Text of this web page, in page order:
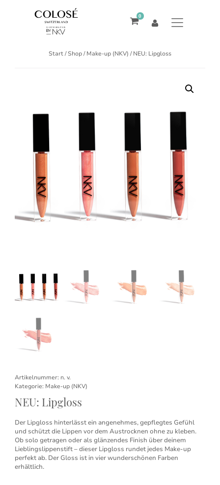
0
Start/Shop/Make-up (NKV) / NEU: Lipgloss
Artikelnummer: n. v.
Kategorie: Make-up (NKV)
NEU: Lipgloss
Der Lipgloss hinterlässt ein angenehmes, gepflegtes Gefühl
und schützt die Lippen vor dem Austrocknen ohne zu kleben.
Ob solo getragen oder als glänzendes Finish über deinem
Lieblingslippenstift – dieser Lipgloss rundet jedes Make-up
perfekt ab. Der Gloss ist in vier wunderschönen Farben
erhältlich.